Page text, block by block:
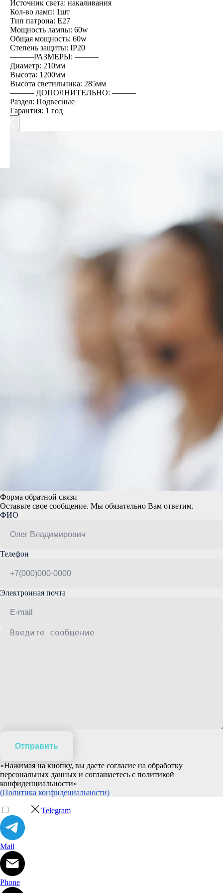
Источник света: накаливания
Кол-во ламп: 1шт
Тип патрона: E27
Мощность лампы: 60w
Общая мощность: 60w
Степень защиты: IP20
―――РАЗМЕРЫ: ―――
Диаметр: 210мм
Высота: 1200мм
Высота светильника: 285мм
――― ДОПОЛНИТЕЛЬНО: ―――
Раздел: Подвесные
Гарантия: 1 год
Форма обратной связи
Оставьте свое сообщение. Мы обязательно Вам ответим.
ФИО
Телефон
Электронная почта
Отправить
«Нажимая на кнопку, вы даете согласие на обработку
персональных данных и соглашаетесь c политикой
конфиденциальности»
(Политика конфидециальности)
Telegram
Mail
Phone